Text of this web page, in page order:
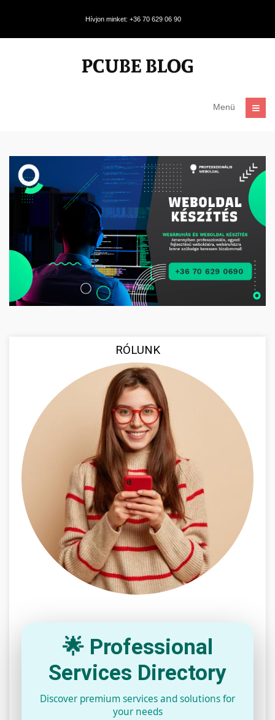
Hívjon minket: +36 70 629 06 90
Menü
RÓLUNK
🌟 Professional
Services Directory
Discover premium services and solutions for
your needs